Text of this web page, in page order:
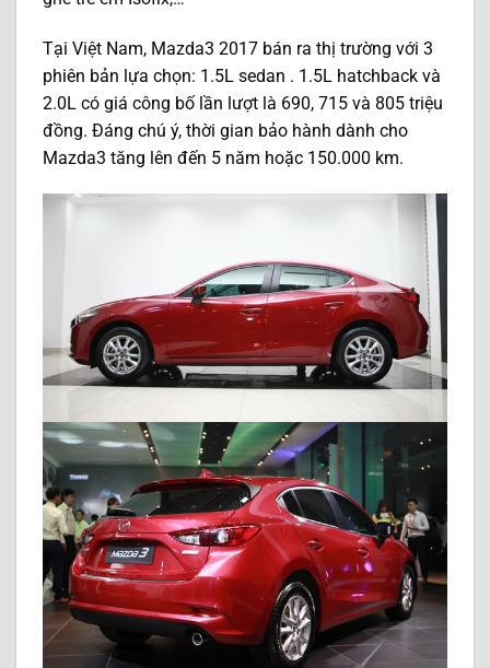
Tại Việt Nam, Mazda3 2017 bán ra thị trường với 3
phiên bản lựa chọn: 1.5L sedan . 1.5L hatchback và
2.0L có giá công bố lần lượt là 690, 715 và 805 triệu
đồng. Đáng chú ý, thời gian bảo hành dành cho
Mazda3 tăng lên đến 5 năm hoặc 150.000 km.